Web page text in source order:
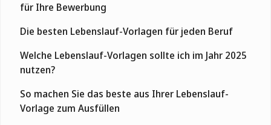
für Ihre Bewerbung
Die besten Lebenslauf-Vorlagen für jeden Beruf
Welche Lebenslauf-Vorlagen sollte ich im Jahr 2025
nutzen?
So machen Sie das beste aus Ihrer Lebenslauf-
Vorlage zum Ausfüllen